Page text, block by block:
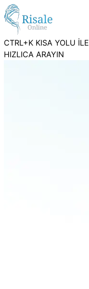
CTRL+K KISA YOLU İLE
HIZLICA ARAYIN